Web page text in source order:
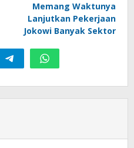
Memang Waktunya
Lanjutkan Pekerjaan
Jokowi Banyak Sektor